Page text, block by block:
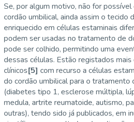
Se, por algum motivo, não for
cordão umbilical, ainda assim o tecido
enriquecido em células estaminais
podem ser usadas no tratamento de
pode ser colhido, permitindo uma
dessas células. Estão registados
clínicos[5] com recurso a células
do cordão umbilical para o tratamento
(diabetes tipo 1, esclerose múltipla,
medula, artrite reumatoide, autismo,
outras), tendo sido já publicados, em